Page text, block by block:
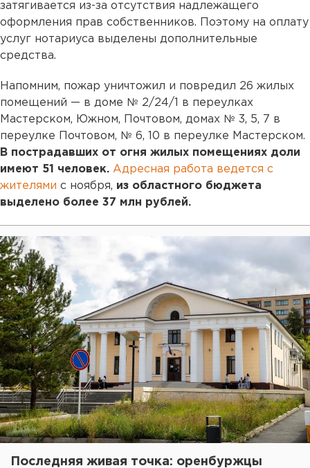
затягивается из-за отсутствия надлежащего
оформления прав собственников. Поэтому на оплату
услуг нотариуса выделены дополнительные
средства.
Напомним, пожар уничтожил и повредил 26 жилых
помещений — в доме № 2/24/1 в переулках
Мастерском, Южном, Почтовом, домах № 3, 5, 7 в
переулке Почтовом, № 6, 10 в переулке Мастерском.
В пострадавших от огня жилых помещениях доли
имеют 51 человек. Адресная работа ведется с
жителями с ноября, из областного бюджета
выделено более 37 млн рублей.
Последняя живая точка: оренбуржцы